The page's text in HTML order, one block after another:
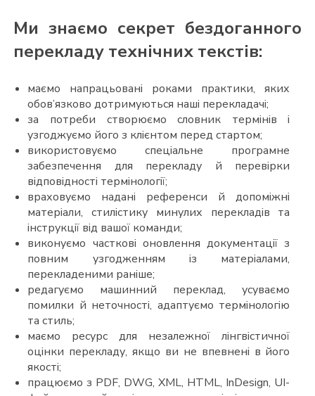
Ми знаємо секрет бездоганного
перекладу технічних текстів:
маємо напрацьовані роками практики, яких
обов’язково дотримуються наші перекладачі;
за потреби створюємо словник термінів і
узгоджуємо його з клієнтом перед стартом;
використовуємо спеціальне програмне
забезпечення для перекладу й перевірки
відповідності термінології;
враховуємо надані референси й допоміжні
матеріали, стилістику минулих перекладів та
інструкції від вашої команди;
виконуємо часткові оновлення документації з
повним узгодженням із матеріалами,
перекладеними раніше;
редагуємо машинний переклад, усуваємо
помилки й неточності, адаптуємо термінологію
та стиль;
маємо ресурс для незалежної лінгвістичної
оцінки перекладу, якщо ви не впевнені в його
якості;
працюємо з PDF, DWG, XML, HTML, InDesign, UI-